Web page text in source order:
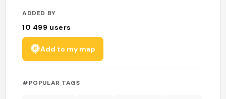
ADDED BY
10 499 users
Add to my map
#POPULAR TAGS